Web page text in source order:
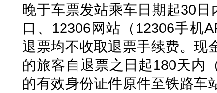
晚于车票发站乘车日期起30
口、12306网站（12306手机
退票均不收取退票手续费。现
的旅客自退票之日起180天内
的有效身份证件原件至铁路车